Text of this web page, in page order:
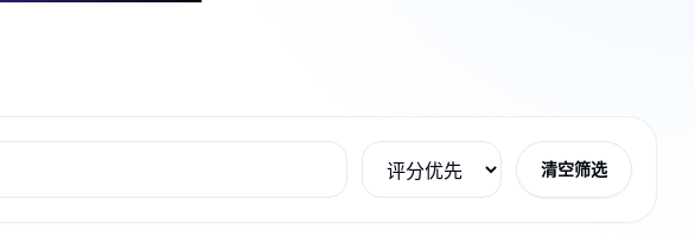
清空筛选